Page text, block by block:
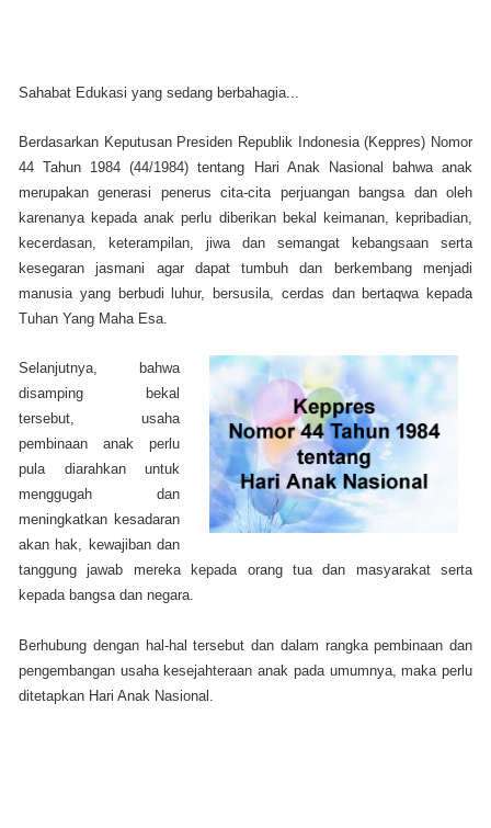
Sahabat Edukasi yang sedang berbahagia...
Berdasarkan Keputusan Presiden Republik Indonesia (Keppres) Nomor
44 Tahun 1984 (44/1984) tentang Hari Anak Nasional bahwa anak
merupakan generasi penerus cita-cita perjuangan bangsa dan oleh
karenanya kepada anak perlu diberikan bekal keimanan, kepribadian,
kecerdasan, keterampilan, jiwa dan semangat kebangsaan serta
kesegaran jasmani agar dapat tumbuh dan berkembang menjadi
manusia yang berbudi luhur, bersusila, cerdas dan bertaqwa kepada
Tuhan Yang Maha Esa.
Selanjutnya, bahwa
disamping bekal
tersebut, usaha
pembinaan anak perlu
pula diarahkan untuk
menggugah dan
meningkatkan kesadaran
akan hak, kewajiban dan
tanggung jawab mereka kepada orang tua dan masyarakat serta
kepada bangsa dan negara.
Berhubung dengan hal-hal tersebut dan dalam rangka pembinaan dan
pengembangan usaha kesejahteraan anak pada umumnya, maka perlu
ditetapkan Hari Anak Nasional.